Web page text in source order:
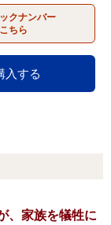
クナンバー
ちら
入する
、家族を犠牲に